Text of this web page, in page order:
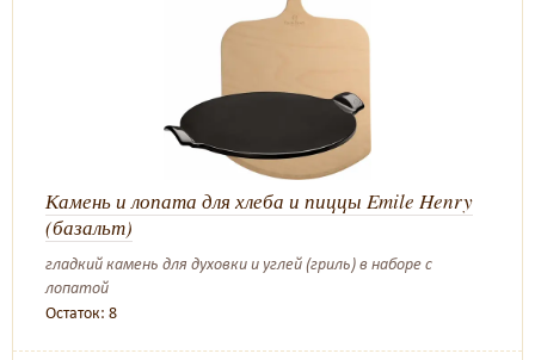
Камень и лопата для хлеба и пиццы Emile Henry
(базальт)
гладкий камень для духовки и углей (гриль) в наборе с
лопатой
Остаток: 8